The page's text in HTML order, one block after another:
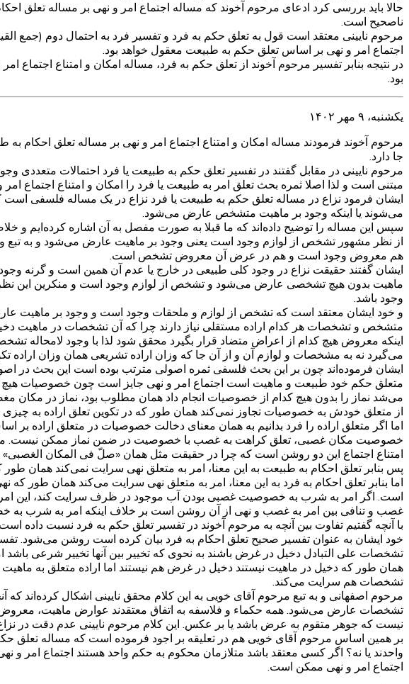
حالا باید بررسی کرد ادعای مرحوم آخوند که مساله اجتماع امر و نهی بر مساله تعلق
ناصحیح است.
مرحوم نایینی معتقد است قول به تعلق حکم به فرد و تفسیر فرد به احتمال دوم (جمع
اجتماع امر و نهی بر اساس تعلق حکم به طبیعت معقول خواهد بود.
در نتیجه بنابر تفسیر مرحوم آخوند از تعلق حکم به فرد، مساله امکان و امتناع اجتماع
بود.
یکشنبه، ۹ مهر ۱۴۰۲
مرحوم آخوند فرمودند مساله امکان و امتناع اجتماع امر و نهی بر مساله تعلق احکام به
جا دارد.
مرحوم نایینی در مقابل گفتند در تفسیر تعلق حکم به طبیعت یا فرد احتمالات متعددی
مبتنی است و لذا اصلا ثمره بحث تعلق امر به طبیعت یا فرد را امکان و امتناع اجتماع
ایشان فرمود نزاع در مساله تعلق حکم به طبیعت یا فرد نزاع در یک مساله
می‌شوند یا اینکه وجود بر ماهیت متشخص عارض می‌شود.
سپس این مساله را توضیح داده‌اند که ما قبلا به صورت مفصل به آن اشاره کرده‌ایم و
از نظر مشهور تشخص از لوازم وجود است یعنی وجود بر ماهیت عارض می‌شود و به
هم معروض وجود است و هم در عرض آن معروض تشخص است.
ایشان گفتند حقیقت نزاع در وجود کلی طبیعی در خارج یا عدم آن همین است و گرنه
ماهیت بدون هیچ تشخصی عارض می‌شود و تشخص از لوازم وجود است و منکرین این
وجود باشد.
و خود ایشان معتقد است که تشخص از لوازم و ملحقات وجود است و وجود بر ماهیت
متشخص و تشخصات هر کدام اراده مستقلی نیاز دارند چرا که آن تشخصات در ماهیت
اینکه معروض هیچ کدام از اعراض متضاد قرار بگیرد محقق شود لذا با وجود
می‌گیرد نه به مشخصات و لوازم آن و از آن جا که وزان اراده تشریعی همان وزان
ایشان فرموده‌اند چون بر این بحث فلسفی ثمره اصولی مترتب بوده است این بحث در
متعلق حکم خود طبیعت و ماهیت است اجتماع امر و نهی جایز است چون خصوصیات هیچ
می‌شد نماز را بدون هیچ کدام از خصوصیات انجام داد همان مطلوب بود، نماز در مکان
از متعلق خودش به خصوصیات تجاوز نمی‌کند همان طور که در تکوین تعلق اراده به چیزی
اما اگر متعلق اراده را فرد بدانیم به همان معنای دخالت خصوصیات در متعلق اراده
خصوصیت مکان غصبی، تعلق کراهت به غصب با خصوصیت در ضمن نماز ممکن نیست.
امتناع اجتماع این دو روشن است که چرا در حقیقت مثل همان «صلّ فی المکان
پس بنابر تعلق احکام به طبیعت به این معنا، امر به متعلق نهی سرایت نمی‌کند همان
اما بنابر تعلق احکام به فرد به این معنا، امر به متعلق نهی سرایت می‌کند همان
است. اگر امر به شرب به خصوصیت غصبی بودن آب موجود در ظرف سرایت کند، این
غصب و تنافی بین امر به غصب و نهی از آن روشن است بر خلاف اینکه امر به شرب
با آنچه گفتیم تفاوت بین آنچه به مرحوم آخوند در تفسیر تعلق حکم به فرد نسبت
خود ایشان به عنوان تفسیر صحیح تعلق احکام به فرد بیان کرده است روشن می‌شود.
تشخصات علی التبادل دخیل در غرض باشند به نحوی که تخییر بین آنها تخییر شرعی
همان طور که دخیل در ماهیت نیستند دخیل در غرض هم نیستند اما اراده متعلق به
تشخصات هم سرایت می‌کند.
مرحوم اصفهانی و به تبع مرحوم آقای خویی به این کلام محقق نایینی اشکال کرده‌‌اند
تشخصات عارض می‌شود. همه حکماء و فلاسفه به اتفاق معتقدند عوارض ماهیت، معروض
نیست که جوهر متقوم به عرض باشد یا بر عکس. این کلام مرحوم نایینی عدم دقت در
بر همین اساس مرحوم آقای خویی هم در تعلیقه بر اجود فرموده است که مساله تعلق
واحدند یا نه؟ اگر کسی معتقد باشد متلازمان محکوم به حکم واحد هستند اجتماع امر
اجتماع امر و نهی ممکن است.